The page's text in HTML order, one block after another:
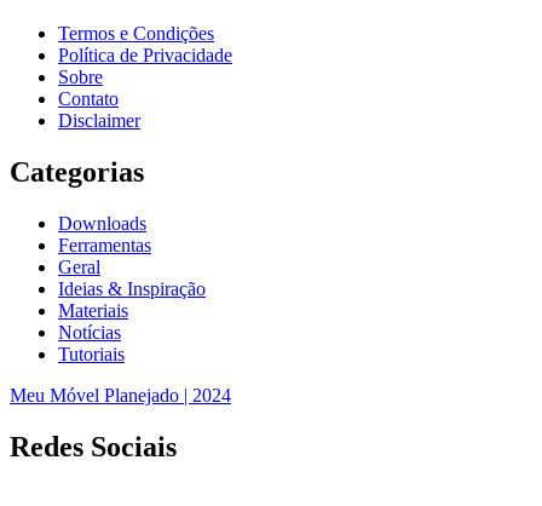
Termos e Condições
Política de Privacidade
Sobre
Contato
Disclaimer
Categorias
Downloads
Ferramentas
Geral
Ideias & Inspiração
Materiais
Notícias
Tutoriais
Meu Móvel Planejado | 2024
Redes Sociais